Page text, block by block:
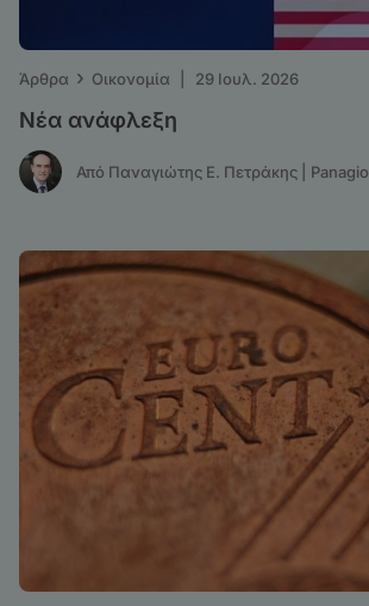
Άρθρα › Οικονομία 29 Ιουλ. 2026
Νέα ανάφλεξη
Από Παναγιώτης Ε. Πετράκης |